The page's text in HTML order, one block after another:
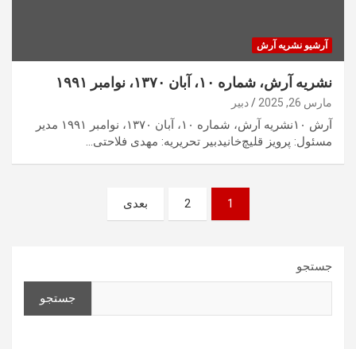
آرشیو نشریه آرش
نشریه آرش، شماره ۱۰، آبان ۱۳۷۰، نوامبر ۱۹۹۱
مارس 26, 2025 دبیر
آرش ۱۰نشریه آرش، شماره ۱۰، آبان ۱۳۷۰، نوامبر ۱۹۹۱ مدیر
مسئول: پرویز قلیچ‌خانیدبیر تحریریه: مهدی فلاحتی…
1
2 بعدی
جستجو
جستجو